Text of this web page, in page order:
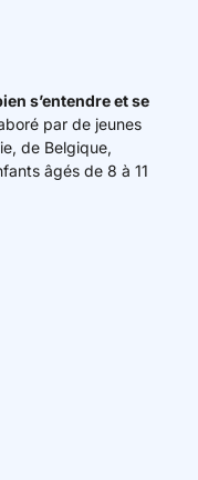
s’entendre et se
par de jeunes
de Belgique,
âgés de 8 à 11